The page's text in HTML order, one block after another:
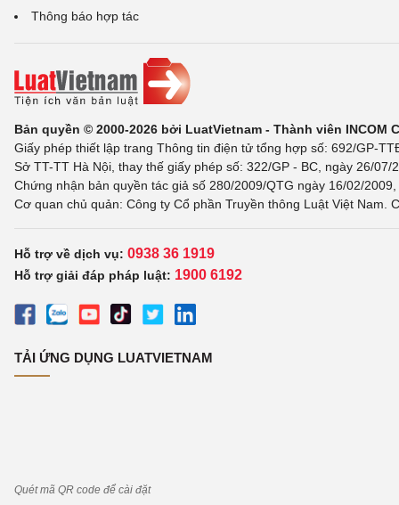
Thông báo hợp tác
Bản quyền © 2000-2026 bởi LuatVietnam - Thành viên INCOM
Giấy phép thiết lập trang Thông tin điện tử tổng hợp số: 692/GP-
Sở TT-TT Hà Nội, thay thế giấy phép số: 322/GP - BC, ngày 26/
Chứng nhận bản quyền tác giả số 280/2009/QTG ngày 16/02/
Cơ quan chủ quản: Công ty Cổ phần Truyền thông Luật Việt Nam.
Hỗ trợ về dịch vụ: 0938 36 1919
Hỗ trợ giải đáp pháp luật: 1900 6192
TẢI ỨNG DỤNG LUATVIETNAM
Quét mã QR code để cài đặt